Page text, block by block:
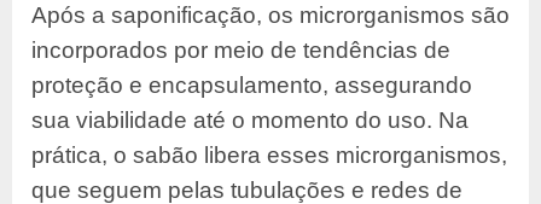
Após a saponificação, os microrganismos são
incorporados por meio de tendências de
proteção e encapsulamento, assegurando
sua viabilidade até o momento do uso. Na
prática, o sabão libera esses microrganismos,
que seguem pelas tubulações e redes de